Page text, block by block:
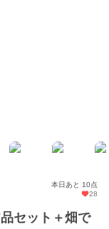
本日あと 10点
28
セット＋畑で